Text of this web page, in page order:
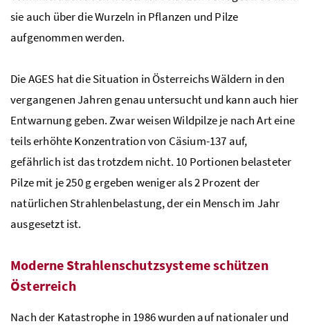
sie auch über die Wurzeln in Pflanzen und Pilze
aufgenommen werden.
DieAGES hat die Situation in Österreichs Wäldern in den
vergangenen Jahren genau untersucht und kann auch hier
Entwarnung geben. Zwar weisen Wildpilze je nach Art eine
teils erhöhte Konzentration von Cäsium-137 auf,
gefährlich ist das trotzdem nicht. 10 Portionen belasteter
Pilze mit je 250 g ergeben weniger als 2 Prozent der
natürlichen Strahlenbelastung, der ein Mensch im Jahr
ausgesetzt ist.
Moderne Strahlenschutzsysteme schützen
Österreich
Nach der Katastrophe in 1986 wurden auf nationaler und